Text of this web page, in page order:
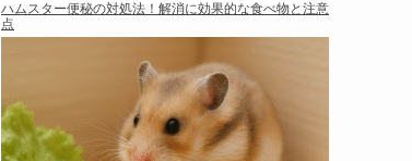
ハムスター便秘の対処法！解消に効果的な食べ物と注意
点